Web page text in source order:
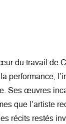
du travail de
performance,
Ses œuvres
que l’artiste
récits restés